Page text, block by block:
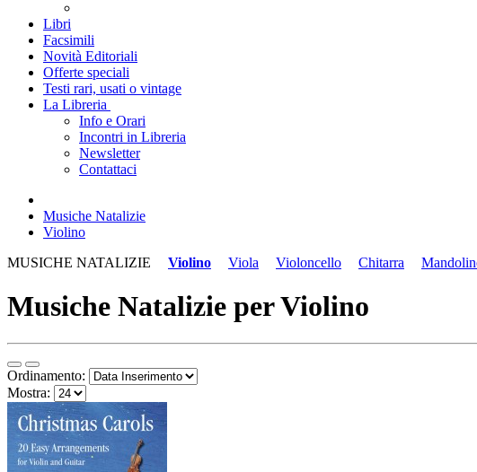
Libri
Facsimili
Novità Editoriali
Offerte speciali
Testi rari, usati o vintage
La Libreria
Info e Orari
Incontri in Libreria
Newsletter
Contattaci
Musiche Natalizie
Violino
MUSICHE NATALIZIE
Violino Viola Violoncello Chitarra
Musiche Natalizie per Violino
Ordinamento:
Mostra: